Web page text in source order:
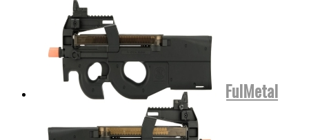
Glock17 Gen5 Cerficacion Glock FulMetal